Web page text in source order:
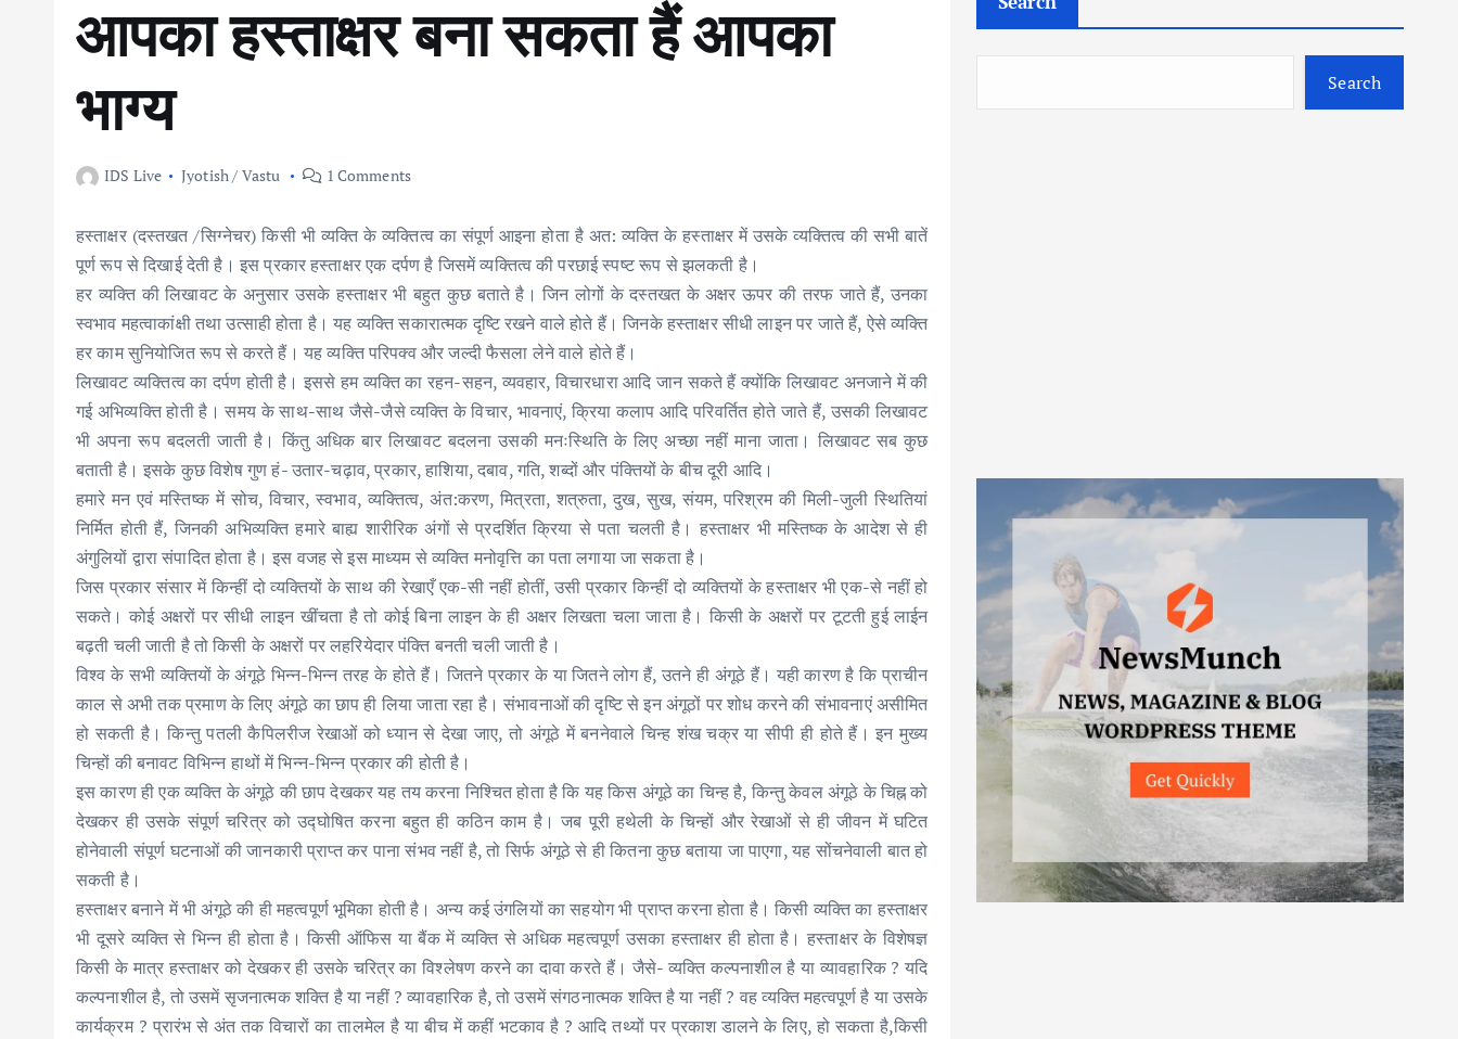
आपका हस्ताक्षर बना सकता हैं आपका
भाग्य
IDS Live Jyotish / Vastu 1 Comments
हस्ताक्षर (दस्तखत /सिग्नेचर) किसी भी व्यक्ति के व्यक्तित्व का संपूर्ण आइना होता है अत: व्यक्ति के हस्ताक्षर में उसके व्यक्तित्व की सभी बातें
पूर्ण रूप से दिखाई देती है। इस प्रकार हस्ताक्षर एक दर्पण है जिसमें व्यक्तित्व की परछाई स्पष्ट रूप से झलकती है।
हर व्यक्ति की लिखावट के अनुसार उसके हस्ताक्षर भी बहुत कुछ बताते है। जिन लोगों के दस्तखत के अक्षर ऊपर की तरफ जाते हैं, उनका
स्वभाव महत्वाकांक्षी तथा उत्साही होता है। यह व्यक्ति सकारात्मक दृष्टि रखने वाले होते हैं। जिनके हस्ताक्षर सीधी लाइन पर जाते हैं, ऐसे व्यक्ति
हर काम सुनियोजित रूप से करते हैं। यह व्यक्ति परिपक्व और जल्दी फैसला लेने वाले होते हैं।
लिखावट व्यक्तित्व का दर्पण होती है। इससे हम व्यक्ति का रहन-सहन, व्यवहार, विचारधारा आदि जान सकते हैं क्योंकि लिखावट अनजाने में की
गई अभिव्यक्ति होती है। समय के साथ-साथ जैसे-जैसे व्यक्ति के विचार, भावनाएं, क्रिया कलाप आदि परिवर्तित होते जाते हैं, उसकी लिखावट
भी अपना रूप बदलती जाती है। किंतु अधिक बार लिखावट बदलना उसकी मनःस्थिति के लिए अच्छा नहीं माना जाता। लिखावट सब कुछ
बताती है। इसके कुछ विशेष गुण हं- उतार-चढ़ाव, प्रकार, हाशिया, दबाव, गति, शब्दों और पंक्तियों के बीच दूरी आदि।
हमारे मन एवं मस्तिष्क में सोच, विचार, स्वभाव, व्यक्तित्व, अंत:करण, मित्रता, शत्रुता, दुख, सुख, संयम, परिश्रम की मिली-जुली स्थितियां
निर्मित होती हैं, जिनकी अभिव्यक्ति हमारे बाह्य शारीरिक अंगों से प्रदर्शित क्रिया से पता चलती है। हस्ताक्षर भी ‍‍मस्तिष्क के आदेश से ही
अंगुलियों द्वारा संपादित होता है। इस वजह से इस माध्यम से व्यक्ति मनोवृत्ति का पता लगाया जा सकता है।
जिस प्रकार संसार में किन्हीं दो व्यक्तियों के साथ की रेखाएँ एक-सी नहीं होतीं, उसी प्रकार किन्हीं दो व्यक्तियों के हस्ताक्षर भी एक-से नहीं हो
सकते। कोई अक्षरों पर सीधी लाइन खींचता है तो कोई बिना लाइन के ही अक्षर लिखता चला जाता है। किसी के अक्षरों पर टूटती हुई लाईन
बढ़ती चली जाती है तो किसी के अक्षरों पर लहरियेदार पंक्ति बनती चली जाती है।
विश्व के सभी व्यक्तियों के अंगूठे भिन्न-भिन्न तरह के होते हैं। जितने प्रकार के या जितने लोग हैं, उतने ही अंगूठे हैं। यही कारण है कि प्राचीन
काल से अभी तक प्रमाण के लिए अंगूठे का छाप ही लिया जाता रहा है। संभावनाओं की दृष्टि से इन अंगूठों पर शोध करने की संभावनाएं असीमित
हो सकती है। किन्तु पतली कैपिलरीज रेखाओं को ध्यान से देखा जाए, तो अंगूठे में बननेवाले चिन्ह शंख चक्र या सीपी ही होते हैं। इन मुख्य
चिन्हों की बनावट विभिन्न हाथों में भिन्न-भिन्न प्रकार की होती है।
इस कारण ही एक व्यक्ति के अंगूठे की छाप देखकर यह तय करना निश्चित होता है कि यह किस अंगूठे का चिन्ह है, किन्तु केवल अंगूठे के चिह्न को
देखकर ही उसके संपूर्ण चरित्र को उद्घोषित करना बहुत ही कठिन काम है। जब पूरी हथेली के चिन्हों और रेखाओं से ही जीवन में घटित
होनेवाली संपूर्ण घटनाओं की जानकारी प्राप्त कर पाना संभव नहीं है, तो सिर्फ अंगूठे से ही कितना कुछ बताया जा पाएगा, यह सोंचनेवाली बात हो
सकती है।
हस्ताक्षर बनाने में भी अंगूठे की ही महत्वपूर्ण भूमिका होती है। अन्य कई उंगलियों का सहयोग भी प्राप्त करना होता है। किसी व्यक्ति का हस्ताक्षर
भी दूसरे व्यक्ति से भिन्न ही होता है। किसी ऑफिस या बैंक में व्यक्ति से अधिक महत्वपूर्ण उसका हस्ताक्षर ही होता है। हस्ताक्षर के विशेषज्ञ
किसी के मात्र हस्ताक्षर को देखकर ही उसके चरित्र का विश्लेषण करने का दावा करते हैं। जैसे- व्यक्ति कल्पनाशील है या व्यावहारिक ? यदि
कल्पनाशील है, तो उसमें सृजनात्मक शक्ति है या नहीं ? व्यावहारिक है, तो उसमें संगठनात्मक शक्ति है या नहीं ? वह व्यक्ति महत्वपूर्ण है या उसके
कार्यक्रम ? प्रारंभ से अंत तक विचारों का तालमेल है या बीच में कहीं भटकाव है ? आदि तथ्यों पर प्रकाश डालने के लिए, हो सकता है,किसी
Search